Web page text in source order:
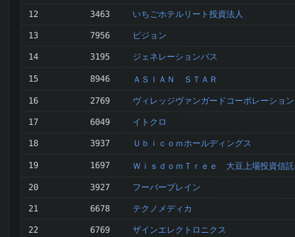
12 3463 いちごホテルリート投資法人
13 7956 ピジョン
14 3195 ジェネレーションパス
15 8946 ＡＳＩＡＮ ＳＴＡＲ
16 2769 ヴィレッジヴァンガードコーポレーション
17 6049 イトクロ
18 3937 Ｕｂｉｃｏｍホールディングス
19 1697 ＷｉｓｄｏｍＴｒｅｅ 大豆上場投資信託
20 3927 フーバーブレイン
21 6678 テクノメディカ
22 6769 ザインエレクトロニクス